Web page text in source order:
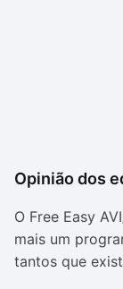
Opinião dos
O Free Easy
mais um
tantos que